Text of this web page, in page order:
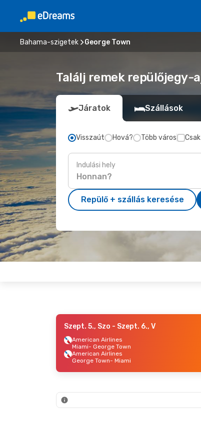
Bahama-szigetek George Town
Találj remek repülőjegy-
Járatok Szállások
Visszaút Hová? Több város
Indulási hely
Repülő + szállás keresése
Szept. 5., Szo - Szept. 6., V
American Airlines
Miami- George Town
American Airlines
George Town- Miami